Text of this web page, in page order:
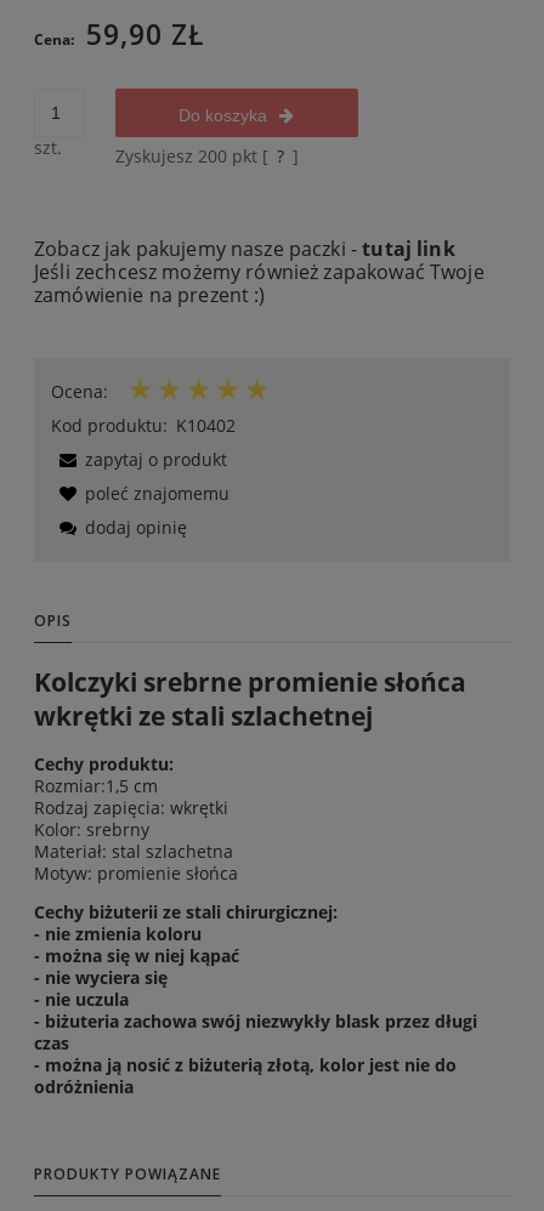
Cena: 59,90 ZŁ
szt.
Do koszyka
Zyskujesz 200 pkt [ ? ]
Zobacz jak pakujemy nasze paczki -tutaj link
Jeśli zechcesz możemy również zapakować Twoje
zamówienie na prezent :)
Ocena:
Kod produktu: K10402
zapytaj o produkt
poleć znajomemu
dodaj opinię
OPIS
Kolczyki srebrne promienie słońca
wkrętki ze stali szlachetnej
Cechy produktu:
Rozmiar:1,5 cm
Rodzaj zapięcia: wkrętki
Kolor: srebrny
Materiał: stal szlachetna
Motyw: promienie słońca
Cechy biżuterii ze stali chirurgicznej:
- nie zmienia koloru
- można się w niej kąpać
- nie wyciera się
- nie uczula
- biżuteria zachowa swój niezwykły blask przez długi
czas
- można ją nosić z biżuterią złotą, kolor jest nie do
odróżnienia
PRODUKTY POWIĄZANE